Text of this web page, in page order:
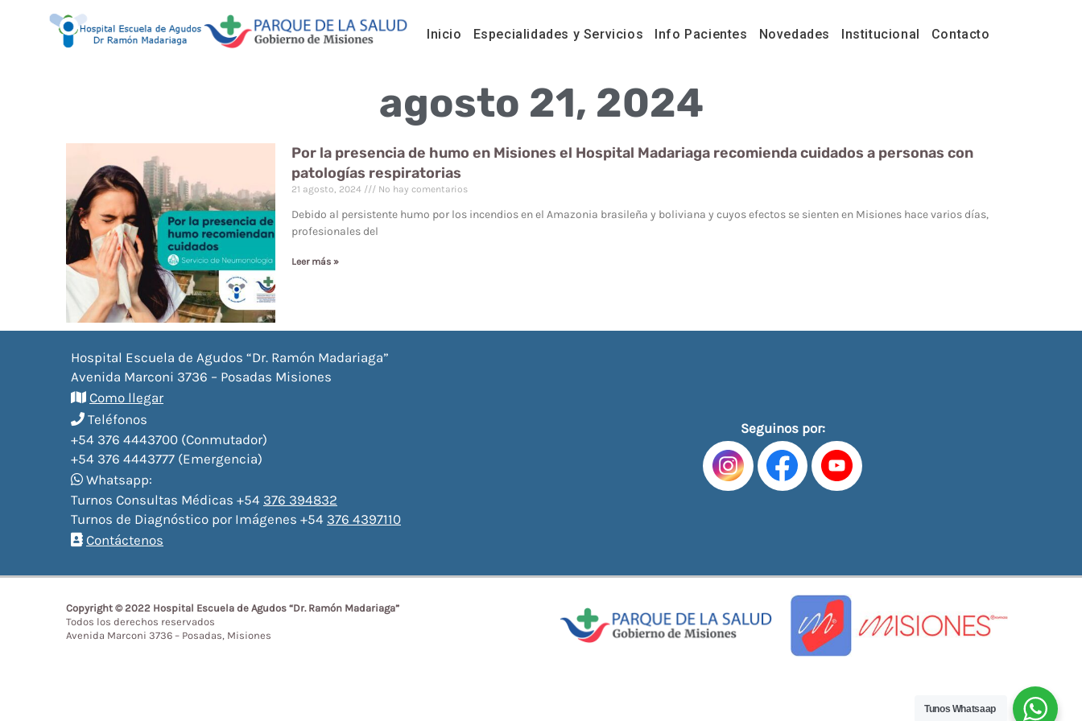
Inicio Especialidades y Servicios Info Pacientes Novedades Institucional Contacto
agosto 21, 2024
Por la presencia de humo en Misiones el Hospital Madariaga recomienda cuidados a personas con
patologías respiratorias
21 agosto, 2024 No hay comentarios
Debido al persistente humo por los incendios en el Amazonia brasileña y boliviana y cuyos efectos se sienten en Misiones hace varios días,
profesionales del
Leer más »
Hospital Escuela de Agudos “Dr. Ramón Madariaga”
Avenida Marconi 3736 – Posadas Misiones
Como llegar
Teléfonos
+54 376 4443700 (Conmutador)
+54 376 4443777 (Emergencia)
Whatsapp:
Turnos Consultas Médicas +54 376 394832
Turnos de Diagnóstico por Imágenes +54 376 4397110
Contáctenos
Seguinos por:
Copyright © 2022 Hospital Escuela de Agudos “Dr. Ramón Madariaga”
Todos los derechos reservados
Avenida Marconi 3736 – Posadas, Misiones
Tunos Whatsaap